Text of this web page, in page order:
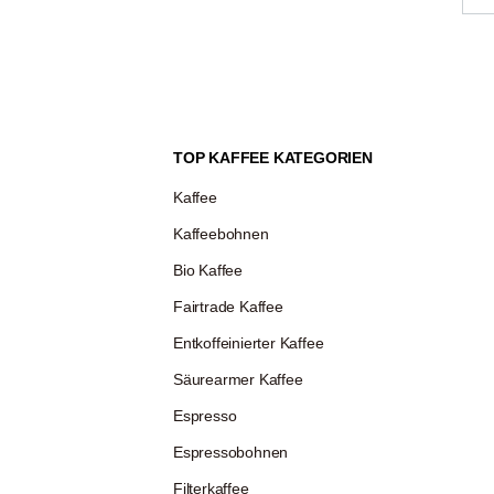
TOP KAFFEE KATEGORIEN
Kaffee
Kaffeebohnen
Bio Kaffee
Fairtrade Kaffee
Entkoffeinierter Kaffee
Säurearmer Kaffee
Espresso
Espressobohnen
Filterkaffee